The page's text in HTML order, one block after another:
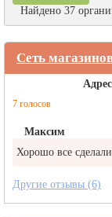
Найдено 37
Сеть
7 голосов
Максим
Хорошо все
Другие отзывы (6)